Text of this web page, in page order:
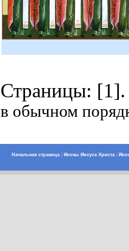
Страницы:
в обычном
Начальная страница| Иконы Иисуса Христа|